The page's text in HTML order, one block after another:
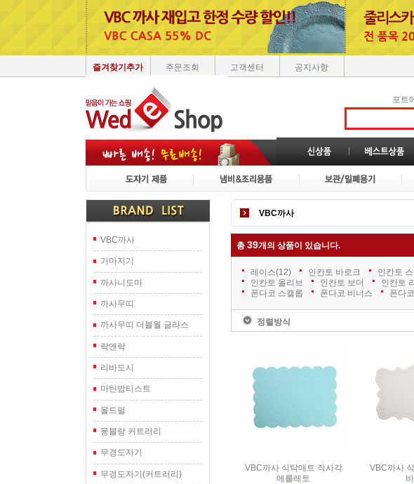
즐겨찾기추가 주문조회 고객센터 공지사항
포트
VBC까사
가마지기
까사니도마
까사무띠
까사무띠 더블월 글라스
락앤락
리바도시
마틴밥티스트
몰드펄
몽블랑 커트러리
무경도자기
무경도자기(커트러리)
VBC까사
총 39개의 상품이 있습니다.
레이스(12) 인칸토 바로크 인칸토
인칸토 올리브
인칸토 보더 인칸토
폰다코 스캘롭
폰다코 비너스 폰다
정렬방식
VBC까사 식탁매트 직사각
메를레토
VBC까사